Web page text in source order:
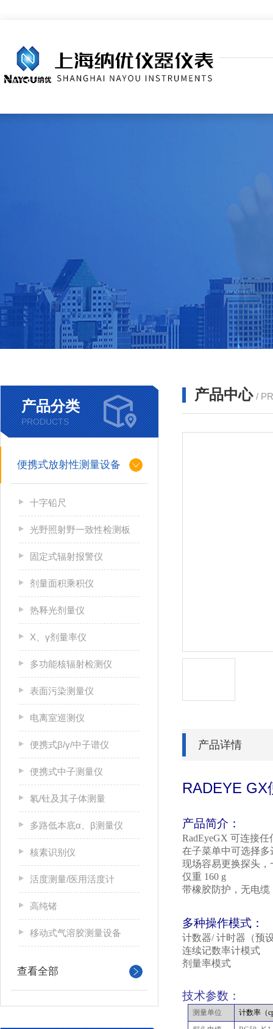
产品分类
PRODUCTS
便携式放射性测量设备
十字铅尺
光野照射野一致性检测板
固定式辐射报警仪
剂量面积乘积仪
热释光剂量仪
X、γ剂量率仪
多功能核辐射检测仪
表面污染测量仪
电离室巡测仪
便携式β/γ/中子谱仪
便携式中子测量仪
氡/钍及其子体测量
多路低本底α、β测量仪
核素识别仪
活度测量/医用活度计
高纯锗
移动式气溶胶测量设备
查看全部
产品中心 /
产品详情
RADEYE GX
产品简介：
RadEyeGX 可连接任
在子菜单中可选择多
现场容易更换探头，
仅重 160 g
带橡胶防护，无电缆
多种操作模式：
计数器/计时器（预
连续记数率计模式
剂量率模式
技术参数：
测量单位 计数率（